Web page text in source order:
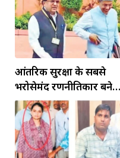
आंतरिक सुरक्षा के सबसे
भरोसेमंद रणनीतिकार बने
रहेंगे गोविंद मोहन